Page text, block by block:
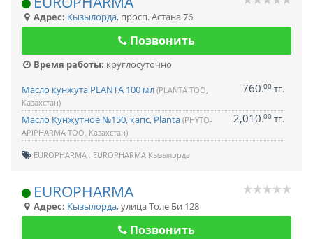
Адрес: Кызылорда, просп. Астана 76
Позвонить
Время работы: круглосуточно
Масло кунжута PLANTA 100 мл (PLANTA ТОО,
Казахстан)
760.00 тг.
Масло Кунжутное №150, капс, Planta (PHYTO-
APIPHARMA ТОО, Казахстан)
2,010.00 тг.
EUROPHARMA EUROPHARMA Кызылорда
EUROPHARMA
Адрес: Кызылорда,улица Толе Би 128
Позвонить